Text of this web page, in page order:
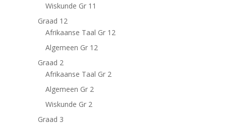
Wiskunde Gr 11
Graad 12
Afrikaanse Taal Gr 12
Algemeen Gr 12
Graad 2
Afrikaanse Taal Gr 2
Algemeen Gr 2
Wiskunde Gr 2
Graad 3